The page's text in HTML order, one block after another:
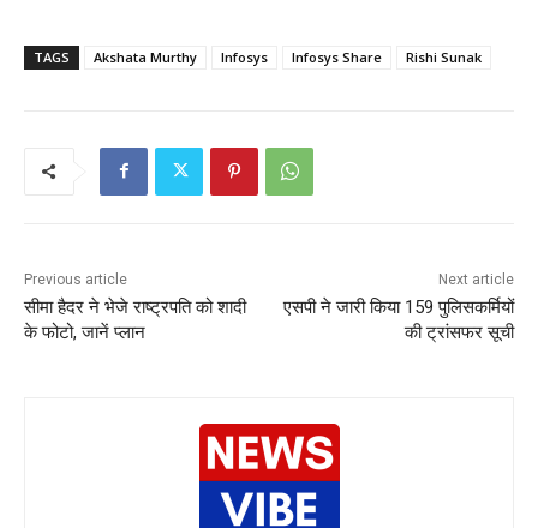
TAGS Akshata Murthy Infosys Infosys Share Rishi Sunak
Previous article
सीमा हैदर ने भेजे राष्ट्रपति को शादी
के फोटो, जानें प्लान
Next article
एसपी ने जारी किया 159 पुलिसकर्मियों
की ट्रांसफर सूची